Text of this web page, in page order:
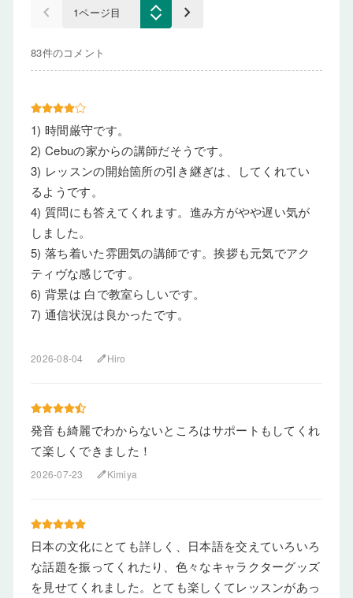
keyboard_arrow_left keyboard_arrow_right
83件のコメント
1) 時間厳守です。
2) Cebuの家からの講師だそうです。
3) レッスンの開始箇所の引き継ぎは、してくれてい
るようです。
4) 質問にも答えてくれます。進み方がやや遅い気が
しました。
5) 落ち着いた雰囲気の講師です。挨拶も元気でアク
ティヴな感じです。
6) 背景は 白で教室らしいです。
7) 通信状況は良かったです。
2026-08-04 editHiro
発音も綺麗でわからないところはサポートもしてくれ
て楽しくできました！
2026-07-23 editKimiya
日本の文化にとても詳しく、日本語を交えていろいろ
な話題を振ってくれたり、色々なキャラクターグッズ
を見せてくれました。とても楽しくてレッスンがあっ